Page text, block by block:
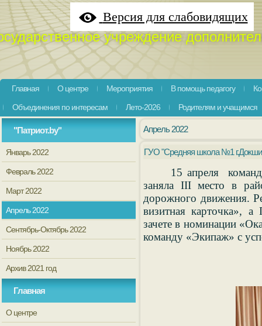
Версия для слабовидящих
учреждение
Главная О центре Мероприятия В помощь педагогу
Объединения по интересам
Лето-2026 Родителям и учащимся
"Патриот.by"
Январь 2022
Февраль 2022
Март 2022
Апрель 2022
Сентябрь-Октябрь 2022
Ноябрь 2022
Архив 2021 год
Главная
О центре
Апрель 2022
ГУО "Средняя школа №1
15 апреля
заняла III место в
дорожного движения.
визитная карточка»,
зачете в номинации
команду «Экипаж» с